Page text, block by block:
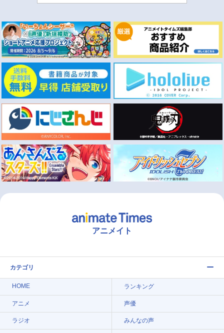
アニメイト
カテゴリ
HOME ランキング
アニメ 声優
ラジオ みんなの声